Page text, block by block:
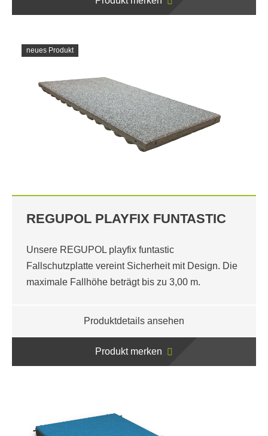
neues Produkt
REGUPOL PLAYFIX FUNTASTIC
Unsere REGUPOL playfix funtastic
Fallschutzplatte vereint Sicherheit mit Design. Die
maximale Fallhöhe beträgt bis zu 3,00 m.
Produktdetails ansehen
Produkt merken